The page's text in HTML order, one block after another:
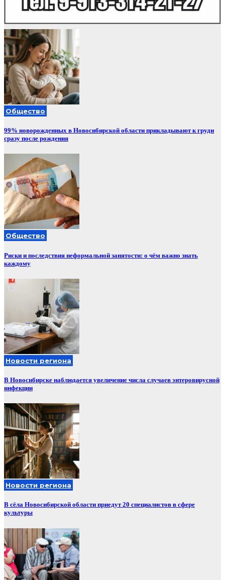
Общество
99% новорожденных в Новосибирской области прикладывают к груди
сразу после рождения
Общество
Риски и последствия неформальной занятости: о чём важно знать
каждому
Новости региона
В Новосибирске наблюдается увеличение числа случаев энтеровирусной
инфекции
Новости региона
В сёла Новосибирской области приедут 20 специалистов в сфере
культуры